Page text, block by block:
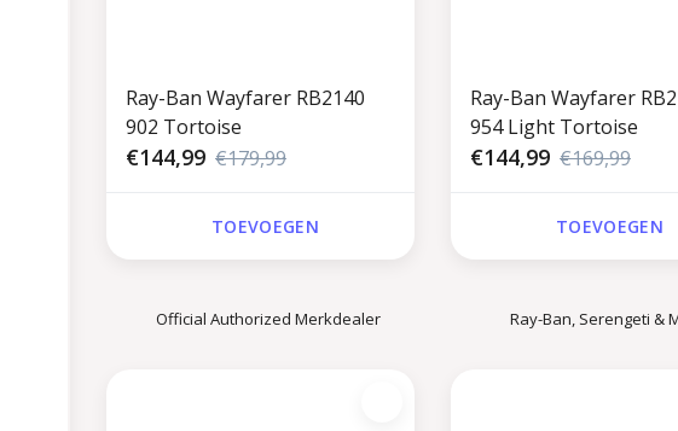
Ray-Ban Wayfarer RB2140
902 Tortoise
€144,99 €179,99
TOEVOEGEN
Ray-Ban Wayfarer
954 Light Tortoise
€144,99 €169,99
TOEVOEGEN
Official Authorized Merkdealer Ray-Ban, Serengeti &